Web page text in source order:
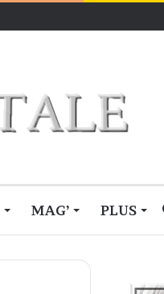
MAG’ PLUS